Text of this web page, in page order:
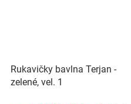
Rukavičky bavlna Terjan -
zelené, vel. 1